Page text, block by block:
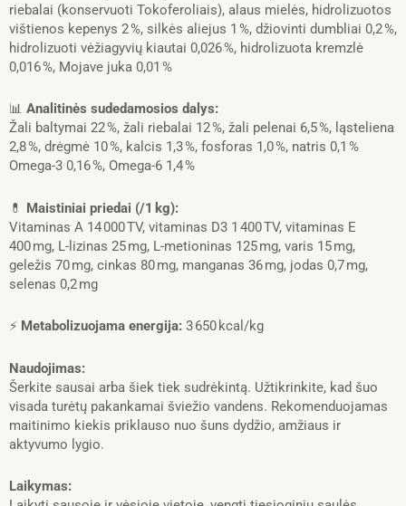
riebalai (konservuoti Tokoferoliais), alaus mielės, hidrolizuotos
vištienos kepenys 2 %, silkės aliejus 1 %, džiovinti dumbliai 0,2 %,
hidrolizuoti vėžiagyvių kiautai 0,026 %, hidrolizuota kremzlė
0,016 %, Mojave juka 0,01 %
📊 Analitinės sudedamosios dalys:
Žali baltymai 22 %, žali riebalai 12 %, žali pelenai 6,5 %, ląsteliena
2,8 %, drėgmė 10 %, kalcis 1,3 %, fosforas 1,0 %, natris 0,1 %
Omega-3 0,16 %, Omega-6 1,4 %
💊 Maistiniai priedai (/1 kg):
Vitaminas A 14 000 TV, vitaminas D3 1 400 TV, vitaminas E
400 mg, L-lizinas 25 mg, L-metioninas 125 mg, varis 15 mg,
geležis 70 mg, cinkas 80 mg, manganas 36 mg, jodas 0,7 mg,
selenas 0,2 mg
⚡ Metabolizuojama energija: 3 650 kcal/kg
Naudojimas:
Šerkite sausai arba šiek tiek sudrėkintą. Užtikrinkite, kad šuo
visada turėtų pakankamai šviežio vandens. Rekomenduojamas
maitinimo kiekis priklauso nuo šuns dydžio, amžiaus ir
aktyvumo lygio.
Laikymas: